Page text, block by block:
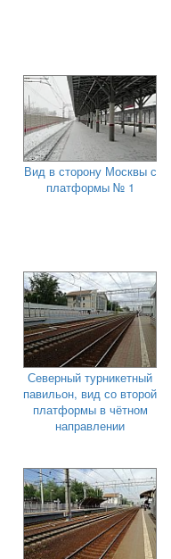
Вид в сторону Москвы с
платформы № 1
Северный турникетный
павильон, вид со второй
платформы в чётном
направлении